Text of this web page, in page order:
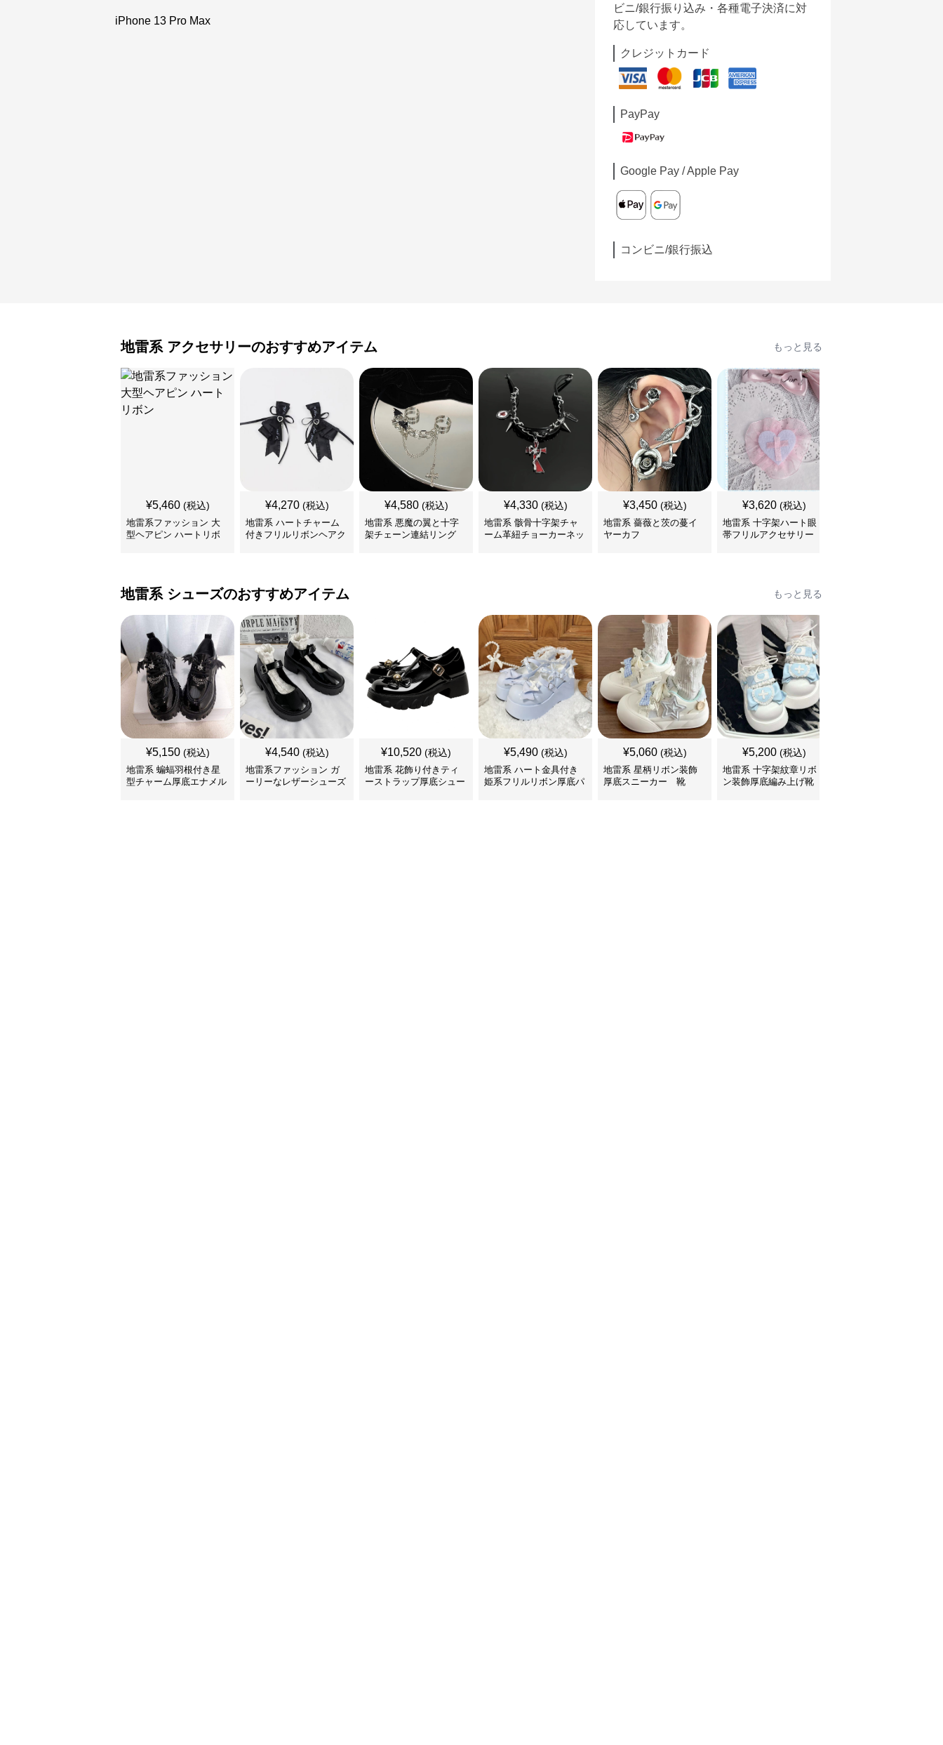
iPhone 13 Pro Max
ビニ/銀行振り込み・各種電子決済に対
応しています。
クレジットカード
PayPay
Google Pay / Apple Pay
コンビニ/銀行振込
地雷系 アクセサリーのおすすめアイテム もっと見る
¥5,460 (税込)
地雷系ファッション 大
型ヘアピン ハートリボ
¥4,270 (税込)
地雷系 ハートチャーム
付きフリルリボンヘアク
¥4,580 (税込)
地雷系 悪魔の翼と十字
架チェーン連結リング
¥4,330 (税込)
地雷系 骸骨十字架チャ
ーム革紐チョーカーネッ
¥3,450 (税込)
地雷系 薔薇と茨の蔓イ
ヤーカフ
¥3,620 (税込)
地雷系 十字架ハート眼
帯フリルアクセサリー
地雷系 シューズのおすすめアイテム もっと見る
¥5,150 (税込)
地雷系 蝙蝠羽根付き星
型チャーム厚底エナメル
¥4,540 (税込)
地雷系ファッション ガ
ーリーなレザーシューズ
¥10,520 (税込)
地雷系 花飾り付きティ
ーストラップ厚底シュー
¥5,490 (税込)
地雷系 ハート金具付き
姫系フリルリボン厚底パ
¥5,060 (税込)
地雷系 星柄リボン装飾
厚底スニーカー 靴
¥5,200 (税込)
地雷系 十字架紋章リボ
ン装飾厚底編み上げ靴